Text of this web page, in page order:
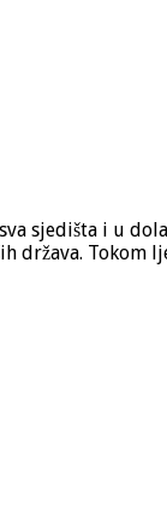
sjedišta i u
Tokom